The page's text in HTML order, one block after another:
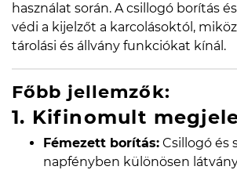
használat során. A csillogó borítás
védi a kijelzőt a karcolásoktól,
tárolási és állvány funkciókat kínál.
Főbb jellemzők:
1. Kifinomult
Fémezett borítás: Csillogó és
napfényben különösen